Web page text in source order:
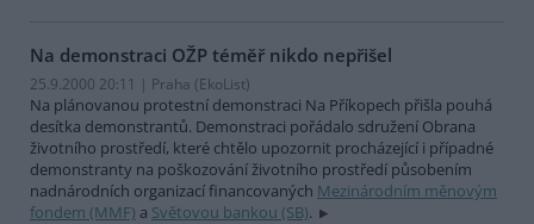
Na demonstraci OŽP téměř nikdo nepřišel
25.9.2000 20:11 | Praha (EkoList)
Na plánovanou protestní demonstraci Na Příkopech přišla pouhá
desítka demonstrantů. Demonstraci pořádalo sdružení Obrana
životního prostředí, které chtělo upozornit procházející i případné
demonstranty na poškozování životního prostředí působením
nadnárodních organizací financovaných Mezinárodním měnovým
fondem (MMF) a Světovou bankou (SB).